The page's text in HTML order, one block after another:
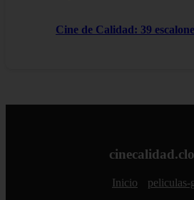
Cine de Calidad: 39
Inicio peliculas-